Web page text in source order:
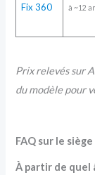
Fix 360
à ~12
Prix relevés sur
du modèle pour
FAQ sur le
À partir de quel